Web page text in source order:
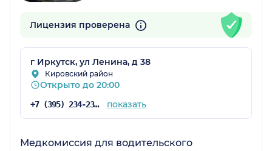
Лицензия проверена
г Иркутск, ул Ленина, д 38
Кировский район
Открыто до 20:00
+7 (395) 234-23-42 показать
Медкомиссия для водительского